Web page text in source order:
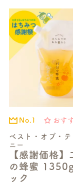
ベスト・オブ・テ
ニー
【感謝価格】
の蜂蜜
ック
No.1 おす